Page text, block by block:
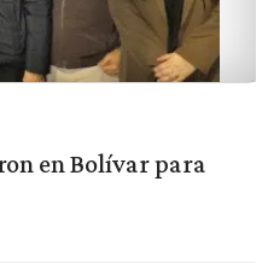
en Bolívar para